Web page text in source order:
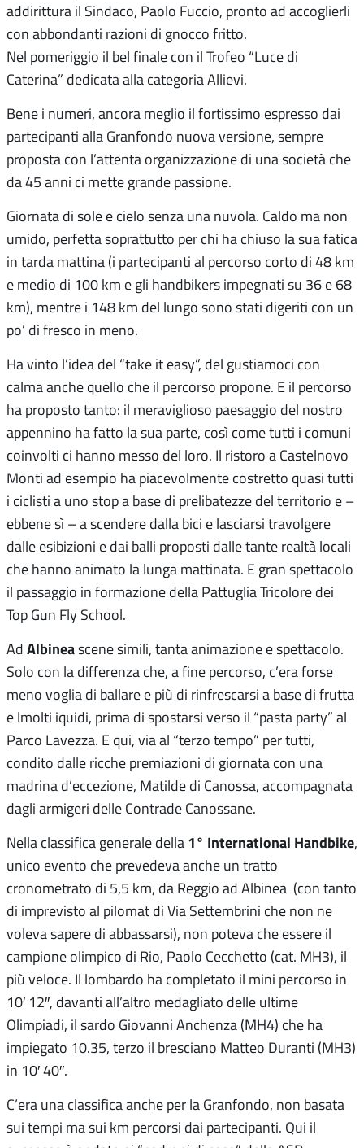
addirittura il Sindaco, Paolo Fuccio, pronto ad accoglierli
con abbondanti razioni di gnocco fritto.
Nel pomeriggio il bel finale con il Trofeo “Luce di
Caterina” dedicata alla categoria Allievi.
Bene i numeri, ancora meglio il fortissimo espresso dai
partecipanti alla Granfondo nuova versione, sempre
proposta con l’attenta organizzazione di una società che
da 45 anni ci mette grande passione.
Giornata di sole e cielo senza una nuvola. Caldo ma non
umido, perfetta soprattutto per chi ha chiuso la sua fatica
in tarda mattina (i partecipanti al percorso corto di 48 km
e medio di 100 km e gli handbikers impegnati su 36 e 68
km), mentre i 148 km del lungo sono stati digeriti con un
po’ di fresco in meno.
Ha vinto l’idea del “take it easy”, del gustiamoci con
calma anche quello che il percorso propone. E il percorso
ha proposto tanto: il meraviglioso paesaggio del nostro
appennino ha fatto la sua parte, così come tutti i comuni
coinvolti ci hanno messo del loro. Il ristoro a Castelnovo
Monti ad esempio ha piacevolmente costretto quasi tutti
i ciclisti a uno stop a base di prelibatezze del territorio e –
ebbene sì – a scendere dalla bici e lasciarsi travolgere
dalle esibizioni e dai balli proposti dalle tante realtà locali
che hanno animato la lunga mattinata. E gran spettacolo
il passaggio in formazione della Pattuglia Tricolore dei
Top Gun Fly School.
Ad Albineascene simili, tanta animazione e spettacolo.
Solo con la differenza che, a fine percorso, c’era forse
meno voglia di ballare e più di rinfrescarsi a base di frutta
e lmolti iquidi, prima di spostarsi verso il “pasta party” al
Parco Lavezza. E qui, via al “terzo tempo” per tutti,
condito dalle ricche premiazioni di giornata con una
madrina d’eccezione, Matilde di Canossa, accompagnata
dagli armigeri delle Contrade Canossane.
Nella classifica generale della 1° International Handbike,
unico evento che prevedeva anche un tratto
cronometrato di 5,5 km, da Reggio ad Albinea (con tanto
di imprevisto al pilomat di Via Settembrini che non ne
voleva sapere di abbassarsi), non poteva che essere il
campione olimpico di Rio, Paolo Cecchetto (cat. MH3), il
più veloce. Il lombardo ha completato il mini percorso in
10′ 12″, davanti all’altro medagliato delle ultime
Olimpiadi, il sardo Giovanni Anchenza (MH4) che ha
impiegato 10.35, terzo il bresciano Matteo Duranti (MH3)
in 10′ 40″.
C’era una classifica anche per la Granfondo, non basata
sui tempi ma sui km percorsi dai partecipanti. Qui il